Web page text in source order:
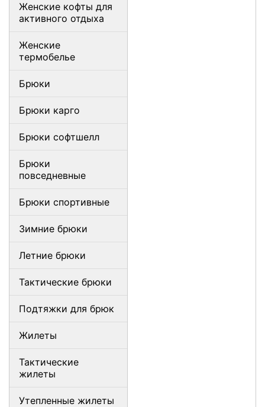
Женские кофты для
активного отдыха
Женские
термобелье
Брюки
Брюки карго
Брюки софтшелл
Брюки
повседневные
Брюки спортивные
Зимние брюки
Летние брюки
Тактические брюки
Подтяжки для брюк
Жилеты
Тактические
жилеты
Утепленные жилеты